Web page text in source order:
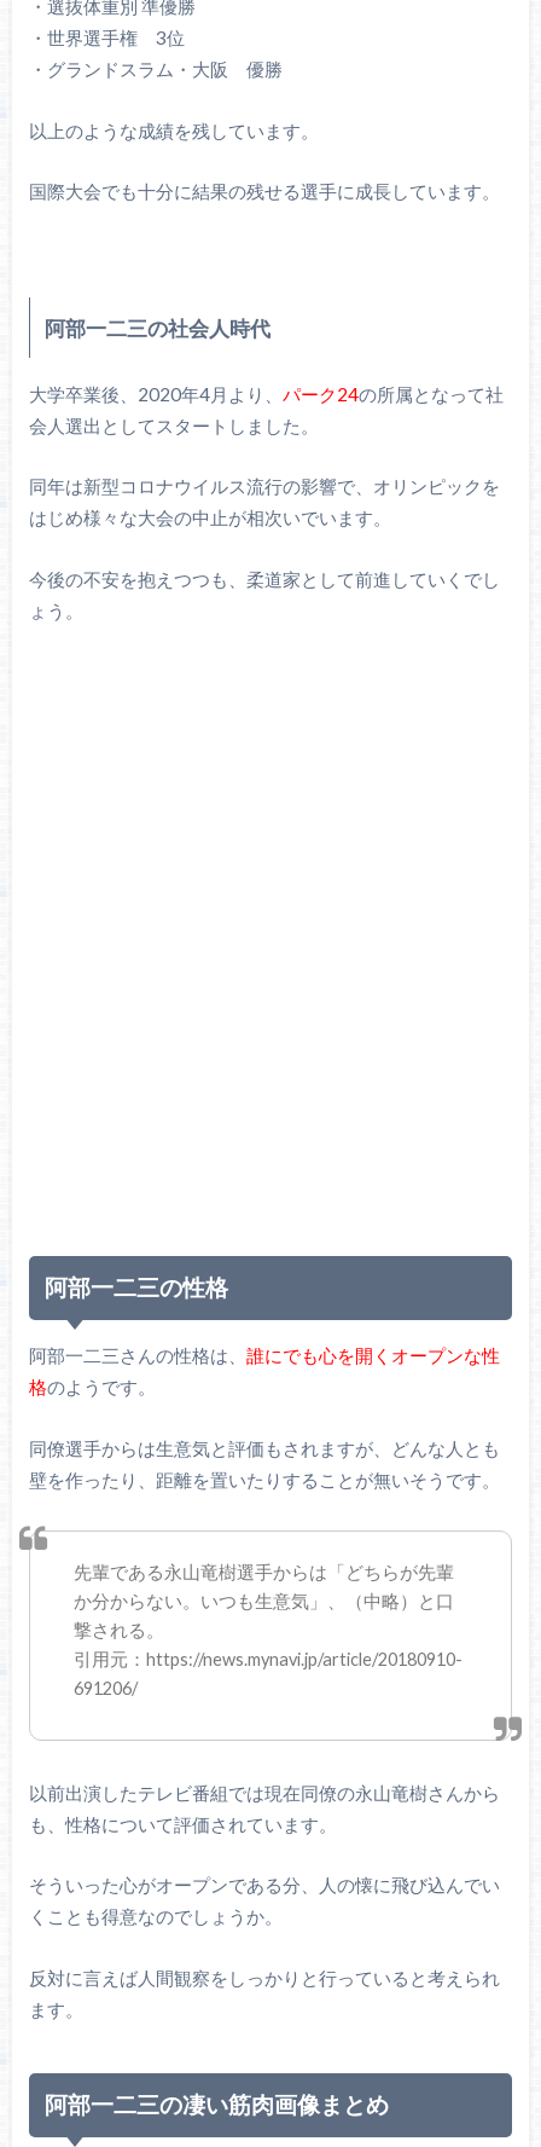
・選抜体重別 準優勝
・世界選手権 3位
・グランドスラム・大阪 優勝
以上のような成績を残しています。
国際大会でも十分に結果の残せる選手に成長しています。
阿部一二三の社会人時代
大学卒業後、2020年4月より、 パーク24の所属となって社
会人選出としてスタートしました。
同年は新型コロナウイルス流行の影響で、オリンピックを
はじめ様々な大会の中止が相次いでいます。
今後の不安を抱えつつも、柔道家として前進していくでし
ょう。
阿部一二三の性格
阿部一二三さんの性格は、 誰にでも心を開くオープンな性
格のようです。
同僚選手からは生意気と評価もされますが、どんな人とも
壁を作ったり、距離を置いたりすることが無いそうです。
先輩である永山竜樹選手からは「どちらが先輩
か分からない。いつも生意気」、（中略）と口
撃される。
引用元：https://news.mynavi.jp/article/20180910-
691206/
以前出演したテレビ番組では現在同僚の永山竜樹さんから
も、性格について評価されています。
そういった心がオープンである分、人の懐に飛び込んでい
くことも得意なのでしょうか。
反対に言えば人間観察をしっかりと行っていると考えられ
ます。
阿部一二三の凄い筋肉画像まとめ